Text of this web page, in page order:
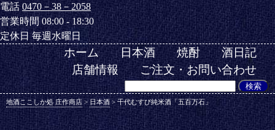
電話0470－38－2058
営業時間 08:00 - 18:30
定休日 毎週水曜日
ホーム 日本酒 焼酎
酒日記
店舗情報
ご注文・お問い合わせ
地酒ここしか処 庄作商店 > 日本酒 >千代むすび純米酒「五百万石」